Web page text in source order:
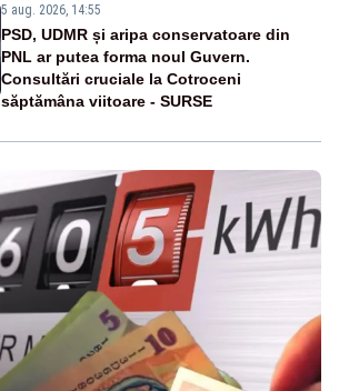
5 aug. 2026, 14:55
PSD, UDMR și aripa conservatoare din
PNL ar putea forma noul Guvern.
Consultări cruciale la Cotroceni
săptămâna viitoare - SURSE